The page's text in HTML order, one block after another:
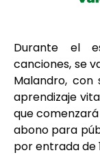
Durante el
canciones, se
Malandro, con
aprendizaje
que
abono para
por entrada de